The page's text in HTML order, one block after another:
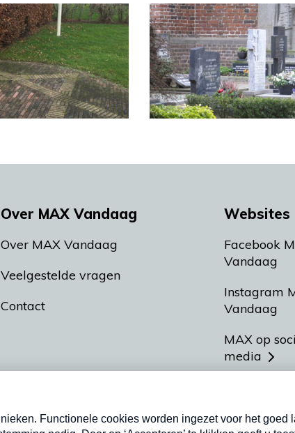
Over MAX Vandaag
Over MAX Vandaag
Veelgestelde vragen
Contact
Websites
Facebook
Vandaag
Instagram
Vandaag
MAX op
media
Meldpunt